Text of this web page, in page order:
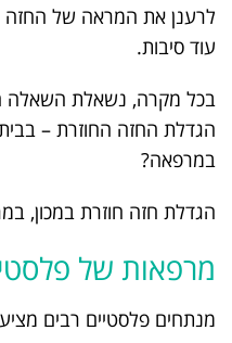
לרענן את המראה של החזה
עוד סיבות.
בכל מקרה, נשאלת השאלה
הגדלת החזה החוזרת – בבית
במרפאה?
הגדלת חזה חוזרת במכון,
מרפאות של
מנתחים פלסטיים רבים